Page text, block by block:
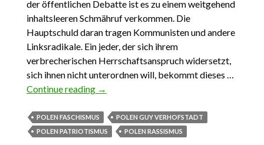
der öffentlichen Debatte ist es zu einem weitgehend
inhaltsleeren Schmähruf verkommen. Die
Hauptschuld daran tragen Kommunisten und andere
Linksradikale. Ein jeder, der sich ihrem
verbrecherischen Herrschaftsanspruch widersetzt,
sich ihnen nicht unterordnen will, bekommt dieses …
Continue reading 9.04.2022. Polnische Faschisten
→
POLEN FASCHISMUS
POLEN GUY VERHOFSTADT
POLEN PATRIOTISMUS
POLEN RASSISMUS